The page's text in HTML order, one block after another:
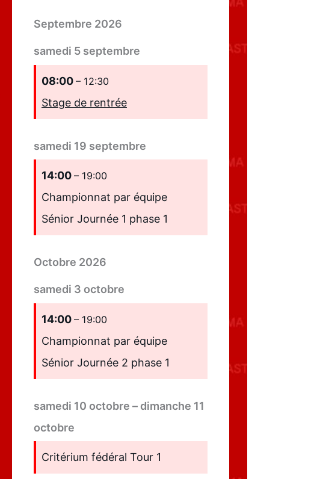
Septembre 2026
samedi 5 septembre
08:00 – 12:30
Stage de rentrée
samedi 19 septembre
14:00 – 19:00
Championnat par équipe
Sénior Journée 1 phase 1
Octobre 2026
samedi 3 octobre
14:00 – 19:00
Championnat par équipe
Sénior Journée 2 phase 1
samedi 10 octobre – dimanche 11
octobre
Critérium fédéral Tour 1